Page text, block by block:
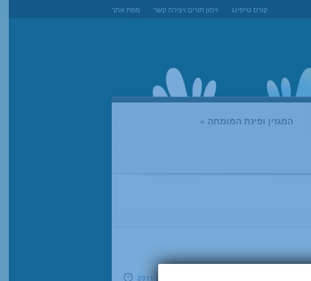
מפת אתר זימון תורים ויצירת קשר קורס טייפינג
המגזין ופינת המומחה »